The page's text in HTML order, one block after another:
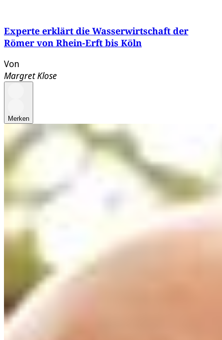
Experte erklärt die Wasserwirtschaft der
Römer von Rhein-Erft bis Köln
Von
Margret Klose
Merken